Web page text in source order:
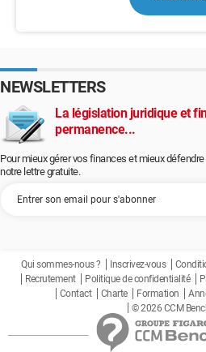
NEWSLETTERS
La législation juridique et
permanence...
Pour mieux gérer vos finances et mieux
notre lettre gratuite.
Qui sommes-nous ? Inscrivez-vous
Recrutement
Politique de confidentialité
Contact
Charte Formation
© 2026 CCM